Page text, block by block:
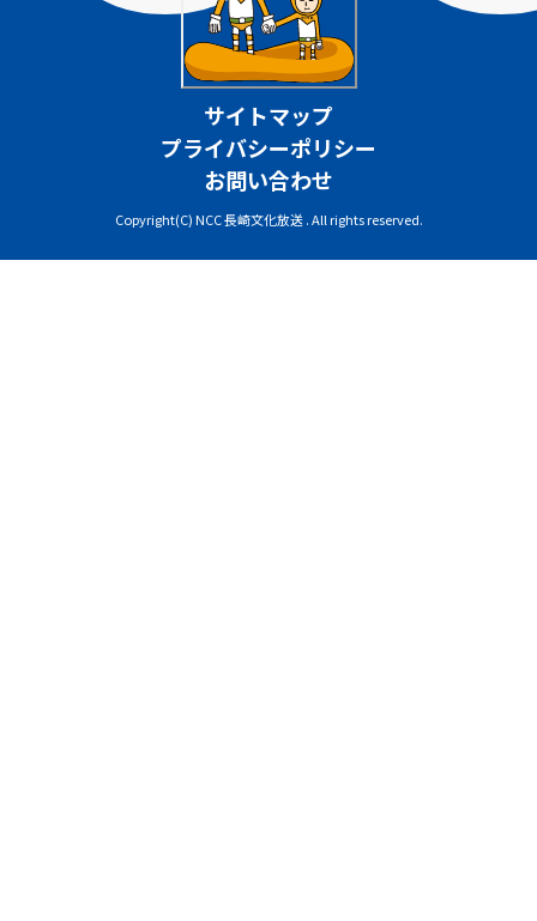
サイトマップ
プライバシーポリシー
お問い合わせ
Copyright(C) NCC 長崎文化放送 . All rights reserved.